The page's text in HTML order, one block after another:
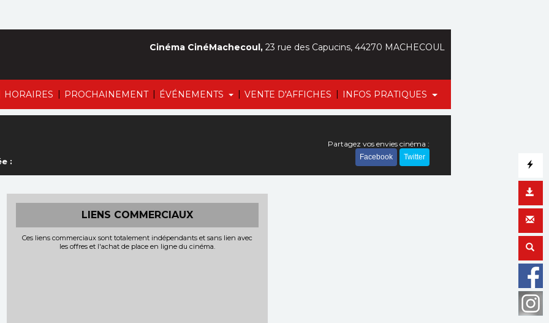
HORAIRES | PROCHAINEMENT | ÉVÉNEMENTS | VENTE D'AFFICHES | INFOS PRATIQUES
Cinéma CinéMachecoul, 23 rue des Capucins, 44270 MACHECOUL
:
Partagez vos envies cinéma :
Facebook Twitter
LIENS COMMERCIAUX
Ces liens commerciaux sont totalement indépendants et sans lien avec
les offres et l'achat de place en ligne du cinéma.